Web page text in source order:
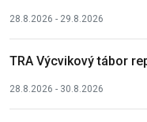
28.8.2026 - 29.8.2026
TRA Výcvikový tábor
28.8.2026 - 30.8.2026